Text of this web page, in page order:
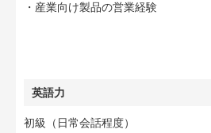
・産業向け製品の営業経験
英語力
初級（日常会話程度）